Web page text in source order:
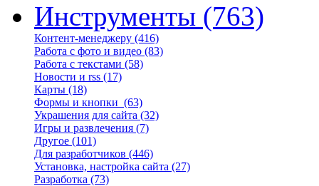
Инструменты (763)
Контент-менеджеру (416)
Работа с фото и видео (83)
Работа с текстами (58)
Новости и rss (17)
Карты (18)
Формы и кнопки (63)
Украшения для сайта (32)
Игры и развлечения (7)
Другое (101)
Для разработчиков (446)
Установка, настройка сайта (27)
Разработка (73)